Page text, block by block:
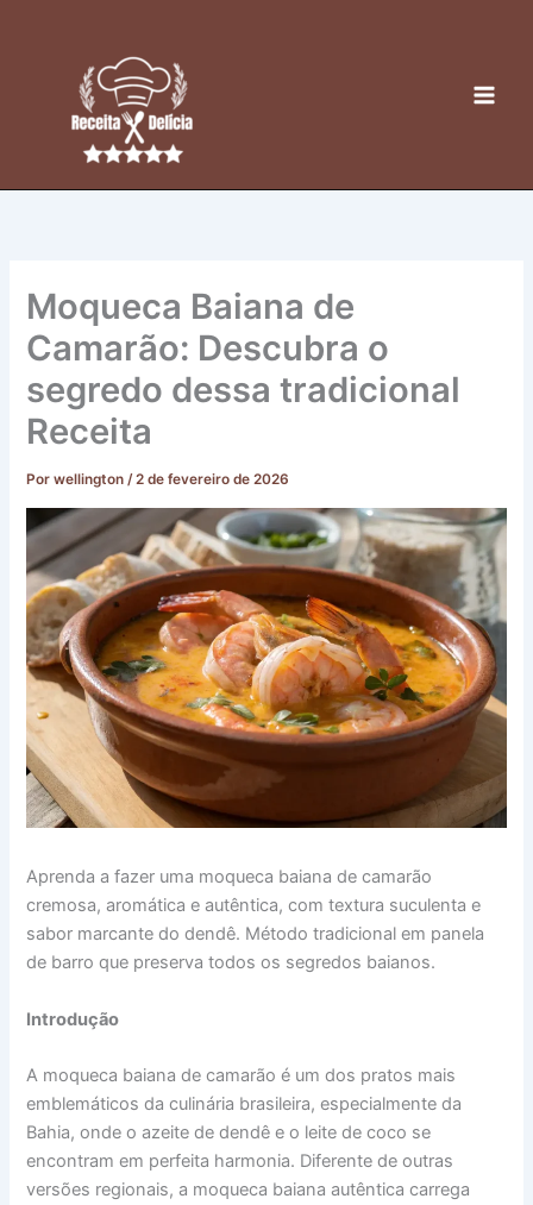
Moqueca Baiana de
Camarão: Descubra o
segredo dessa tradicional
Receita
Porwellington/2 de fevereiro de 2026
Aprenda a fazer uma moqueca baiana de camarão
cremosa, aromática e autêntica, com textura suculenta e
sabor marcante do dendê. Método tradicional em panela
de barro que preserva todos os segredos baianos.
Introdução
A moqueca baiana de camarão é um dos pratos mais
emblemáticos da culinária brasileira, especialmente da
Bahia, onde o azeite de dendê e o leite de coco se
encontram em perfeita harmonia. Diferente de outras
versões regionais, a moqueca baiana autêntica carrega